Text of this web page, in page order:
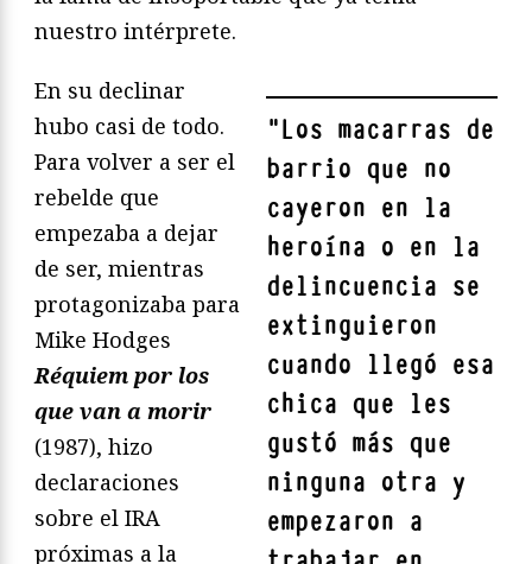
nuestro intérprete.
"Los macarras de
barrio que no
cayeron en la
heroína o en la
delincuencia se
extinguieron
cuando llegó esa
chica que les
gustó más que
ninguna otra y
empezaron a
En su declinar
hubo casi de todo.
Para volver a ser el
rebelde que
empezaba a dejar
de ser, mientras
protagonizaba para
Mike Hodges
Réquiem por los
que van a morir
(1987), hizo
declaraciones
sobre el IRA
próximas a la